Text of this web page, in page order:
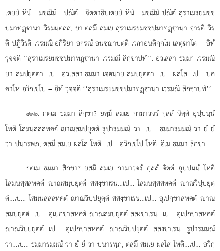
เตยฺยํ หีนํ… มชฺฌิมํ… ปณีตํ… จิตฺตาธิปเตยฺยํ หีนํ… มชฺฌิมํ ปณีตํ สุราเมรยมชฺช
ปมาทฏฺานา วิรมนฺตสฺส, ยา ตสฺมึ สมเย สุราเมรยมชฺชปมาทฏฺานา อารติ วิร
ติ ปฏิวิรติ เวรมณี อกิริยา อกรณํ อนชฺฌาปตฺติ เวลาอนติกฺกโม เสตุฆาโต – อิทํ
วุจฺจติ ‘‘สุราเมรยมชฺชปมาทฏฺานา เวรมณี สิกฺขาปทํ’’. อวเสสา ธมฺมา เวรมณิ
ยา สมฺปยุตฺตา…เป… อวเสสา ธมฺมา เจตนาย สมฺปยุตฺตา…เป… ผสฺโส…เป… ปคฺ
คาโห อวิกฺเขโป – อิทํ วุจฺจติ ‘‘สุราเมรยมชฺชปมาทฏฺานา เวรมณี สิกฺขาปทํ’’.
๗๑๒. กตเม ธมฺมา สิกฺขา? ยสฺมึ สมเย กามาวจรํ กุสลํ จิตฺตํ อุปฺปนฺนํ
โหติ โสมนสฺสสหคตํ าณสมฺปยุตฺตํ รูปารมฺมณํ วา…เป… ธมฺมารมฺมณํ วา ยํ ยํ
วา ปนารพฺภ, ตสฺมึ สมเย ผสฺโส โหติ…เป… อวิกฺเขโป โหติ. อิเม ธมฺมา สิกฺขา.
กตเม ธมฺมา สิกฺขา? ยสฺมึ สมเย กามาวจรํ กุสลํ จิตฺตํ อุปฺปนฺนํ โหติ
โสมนสฺสสหคตํ าณสมฺปยุตฺตํ สสงฺขาเรน…เป… โสมนสฺสสหคตํ าณวิปฺปยุตฺ
ตํ…เป… โสมนสฺสสหคตํ าณวิปฺปยุตฺตํ สสงฺขาเรน…เป… อุเปกฺขาสหคตํ าณ
สมฺปยุตฺตํ…เป… อุเปกฺขาสหคตํ าณสมฺปยุตฺตํ สสงฺขาเรน…เป… อุเปกฺขาสหคตํ
าณวิปฺปยุตฺตํ…เป… อุเปกฺขาสหคตํ าณวิปฺปยุตฺตํ สสงฺขาเรน รูปารมฺมณํ
วา…เป… ธมฺมารมฺมณํ วา ยํ ยํ วา ปนารพฺภ, ตสฺมึ สมเย ผสฺโส โหติ…เป… อวิกฺ